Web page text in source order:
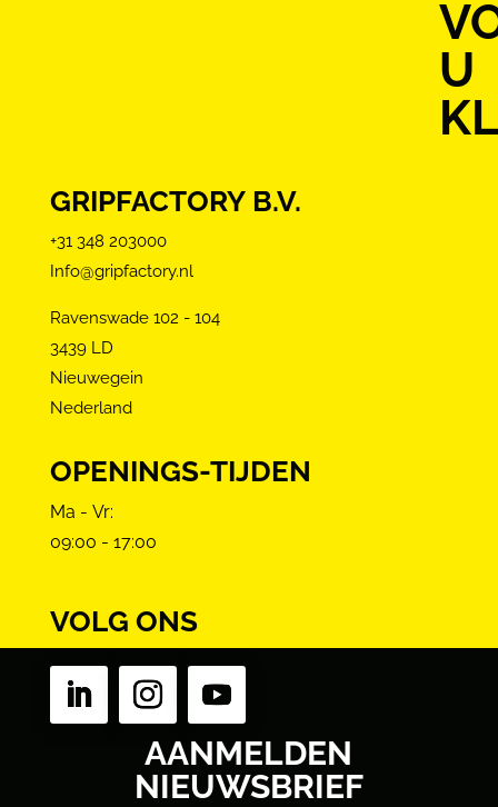
U
GRIPFACTORY B.V.
+31 348 203000
Info@gripfactory.nl
Ravenswade 102 - 104
3439 LD
Nieuwegein
Nederland
OPENINGS-TIJDEN
Ma - Vr:
09:00 - 17:00
VOLG ONS
AANMELDEN
NIEUWSBRIEF